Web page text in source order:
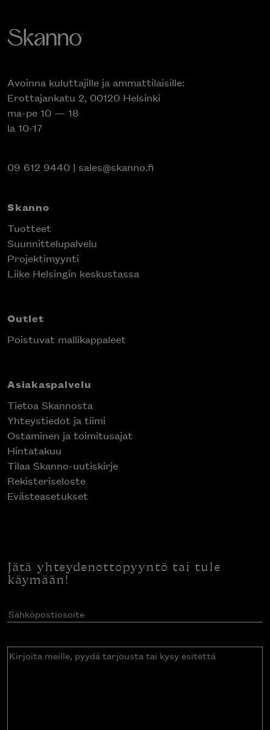
Avoinna kuluttajille ja ammattilaisille:
Erottajankatu 2, 00120 Helsinki
ma-pe 10 — 18
la 10-17
09 612 9440 | sales@skanno.fi
Skanno
Tuotteet
Suunnittelupalvelu
Projektimyynti
Liike Helsingin keskustassa
Outlet
Poistuvat mallikappaleet
Asiakaspalvelu
Tietoa Skannosta
Yhteystiedot ja tiimi
Ostaminen ja toimitusajat
Hintatakuu
Tilaa Skanno-uutiskirje
Rekisteriseloste
Evästeasetukset
Jätä yhteydenottopyyntö tai tule
käymään!
Sähköpostiosoite(Pakollinen)
Kirjoita